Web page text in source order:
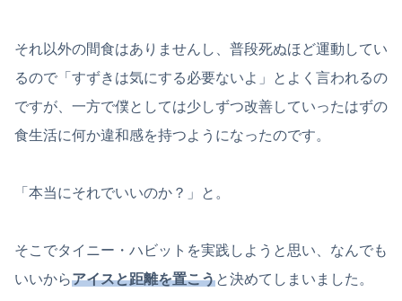
それ以外の間食はありませんし、普段死ぬほど運動してい
るので「すずきは気にする必要ないよ」とよく言われるの
ですが、一方で僕としては少しずつ改善していったはずの
食生活に何か違和感を持つようになったのです。
「本当にそれでいいのか？」と。
そこでタイニー・ハビットを実践しようと思い、なんでも
いいからアイスと距離を置こうと決めてしまいました。